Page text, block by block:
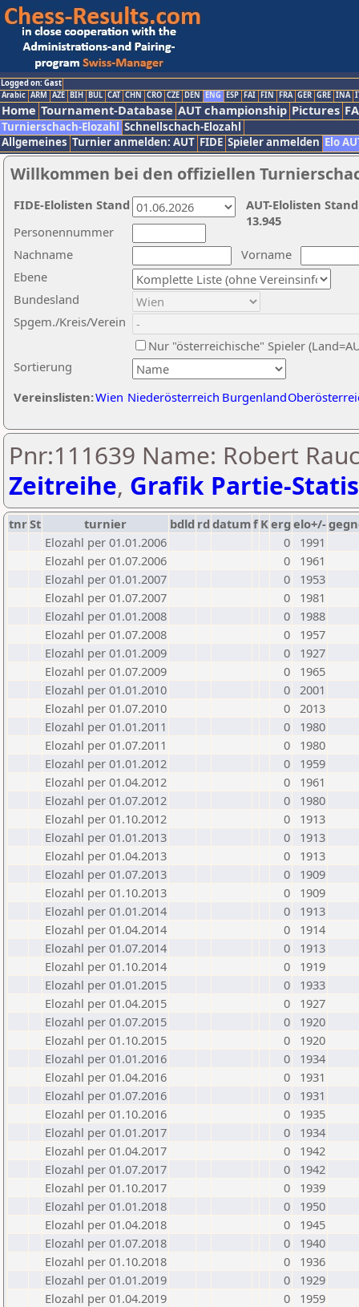
Logged on: Gast
Arabic ARM AZE BIH BUL CAT CHN CRO CZE DEN ENG ESP FAI FIN FRA GER GRE INA
Home Tournament-Database AUT championship Pictures
Turnierschach-Elozahl Schnellschach-Elozahl
Allgemeines Turnier anmelden: AUT FIDE Spieler anmelden Elo
Willkommen bei den offiziellen
Nachname
Vorname
Ebene
Sortierung
Personennummer
Bundesland
Spgem./Kreis/Verein
Nur "österreichische" Spieler
Vereinslisten:Wien Niederösterreich Burgenland
AUT-Elolisten
13.945
FIDE-Elolisten Stand
Pnr:111639 Name: Robert
Zeitreihe, Grafik Partie-
tnrSt turnier bdld rd datumf Kerg elo+/-
Elozahl per 01.01.2006
0
1991
Elozahl per 01.07.2006
0
1961
Elozahl per 01.01.2007
0
1953
Elozahl per 01.07.2007
0
1981
Elozahl per 01.01.2008
0
1988
Elozahl per 01.07.2008
0
1957
Elozahl per 01.01.2009
0
1927
Elozahl per 01.07.2009
0
1965
Elozahl per 01.01.2010
0 2001
Elozahl per 01.07.2010
0 2013
Elozahl per 01.01.2011
0
1980
Elozahl per 01.07.2011
0
1980
Elozahl per 01.01.2012
0
1959
Elozahl per 01.04.2012
0
1961
Elozahl per 01.07.2012
0
1980
Elozahl per 01.10.2012
0
1913
Elozahl per 01.01.2013
0
1913
Elozahl per 01.04.2013
0
1913
Elozahl per 01.07.2013
0
1909
Elozahl per 01.10.2013
0
1909
Elozahl per 01.01.2014
0
1913
Elozahl per 01.04.2014
0
1914
Elozahl per 01.07.2014
0
1913
Elozahl per 01.10.2014
0
1919
Elozahl per 01.01.2015
0
1933
Elozahl per 01.04.2015
0
1927
Elozahl per 01.07.2015
0
1920
Elozahl per 01.10.2015
0
1920
Elozahl per 01.01.2016
0
1934
Elozahl per 01.04.2016
0
1931
Elozahl per 01.07.2016
0
1931
Elozahl per 01.10.2016
0
1935
Elozahl per 01.01.2017
0
1934
Elozahl per 01.04.2017
0
1942
Elozahl per 01.07.2017
0
1942
Elozahl per 01.10.2017
0
1939
Elozahl per 01.01.2018
0
1950
Elozahl per 01.04.2018
0
1945
Elozahl per 01.07.2018
0
1940
Elozahl per 01.10.2018
0
1936
Elozahl per 01.01.2019
0
1929
Elozahl per 01.04.2019
0
1959